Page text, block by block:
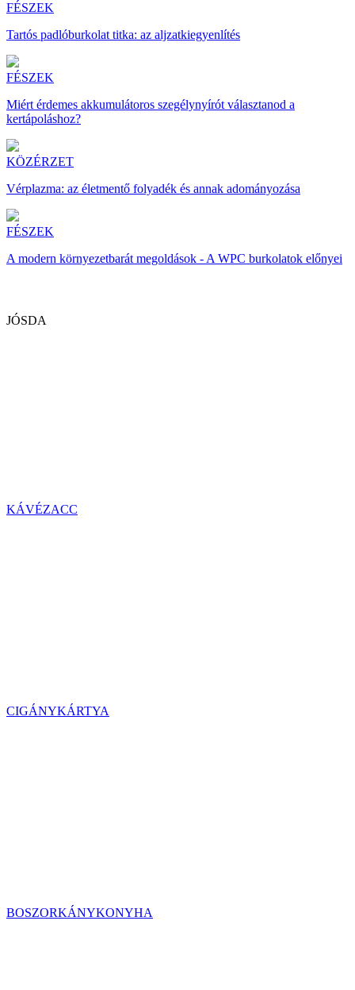
FÉSZEK
Tartós padlóburkolat titka: az aljzatkiegyenlítés
FÉSZEK
Miért érdemes akkumulátoros szegélynyírót választanod a
kertápoláshoz?
KÖZÉRZET
Vérplazma: az életmentő folyadék és annak adományozása
FÉSZEK
A modern környezetbarát megoldások - A WPC burkolatok előnyei
JÓSDA
KÁVÉZACC
CIGÁNYKÁRTYA
BOSZORKÁNYKONYHA